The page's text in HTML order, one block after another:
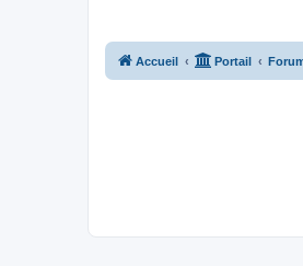
Accueil Portail